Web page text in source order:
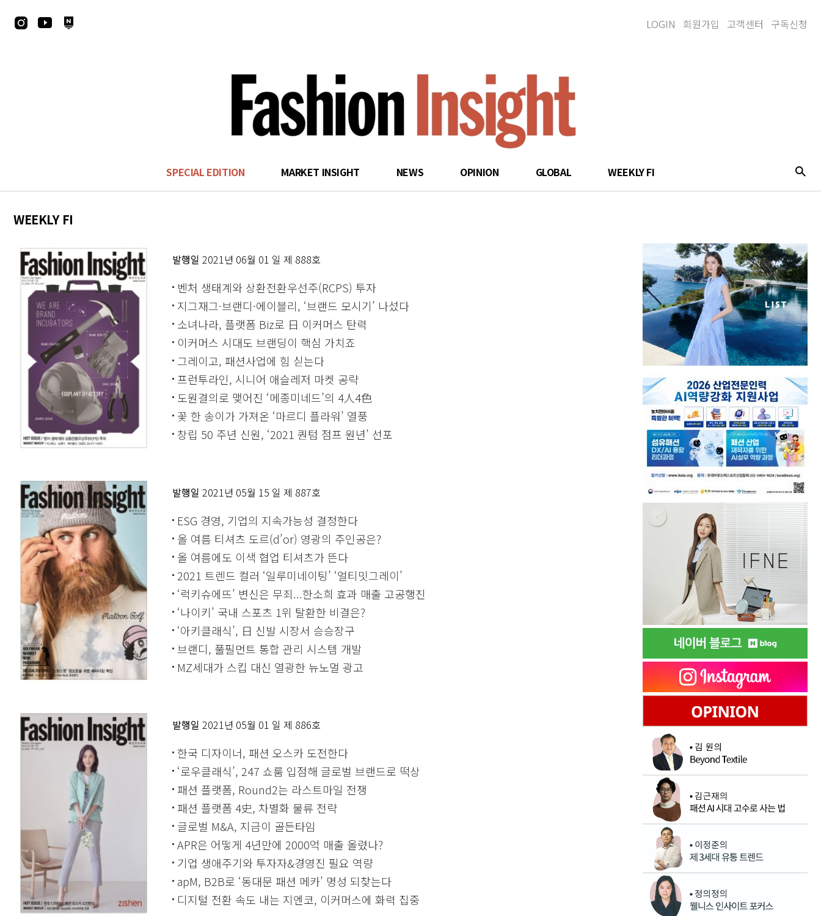
search
SPECIAL EDITION MARKET INSIGHT NEWS OPINION GLOBAL WEEKLY FI
LOGIN 회원가입 고객센터 구독신청
WEEKLY FI
발행일 2021년 06월 01 일 제 888호
벤처 생태계와 상환전환우선주(RCPS) 투자
지그재그·브랜디·에이블리, ‘브랜드 모시기’ 나섰다
소녀나라, 플랫폼 Biz로 日 이커머스 탄력
이커머스 시대도 브랜딩이 핵심 가치죠
그레이고, 패션사업에 힘 싣는다
프런투라인, 시니어 애슬레저 마켓 공략
도원결의로 맺어진 ‘메종미네드’의 4人4色
꽃 한 송이가 가져온 ‘마르디 플라워’ 열풍
창립 50 주년 신원, ‘2021 퀀텀 점프 원년’ 선포
발행일 2021년 05월 15 일 제 887호
ESG 경영, 기업의 지속가능성 결정한다
올 여름 티셔츠 도르(d’or) 영광의 주인공은?
올 여름에도 이색 협업 티셔츠가 뜬다
2021 트렌드 컬러 ‘일루미네이팅’ ‘얼티밋그레이’
‘럭키슈에뜨’ 변신은 무죄...한소희 효과 매출 고공행진
‘나이키’ 국내 스포츠 1위 탈환한 비결은?
‘아키클래식’, 日 신발 시장서 승승장구
브랜디, 풀필먼트 통합 관리 시스템 개발
MZ세대가 스킵 대신 열광한 뉴노멀 광고
발행일 2021년 05월 01 일 제 886호
한국 디자이너, 패션 오스카 도전한다
‘로우클래식’, 247 쇼룸 입점해 글로벌 브랜드로 떡상
패션 플랫폼, Round2는 라스트마일 전쟁
패션 플랫폼 4史, 차별화 물류 전략
글로벌 M&A, 지금이 골든타임
APR은 어떻게 4년만에 2000억 매출 올렸나?
기업 생애주기와 투자자&경영진 필요 역량
apM, B2B로 ‘동대문 패션 메카’ 명성 되찾는다
디지털 전환 속도 내는 지엔코, 이커머스에 화력 집중